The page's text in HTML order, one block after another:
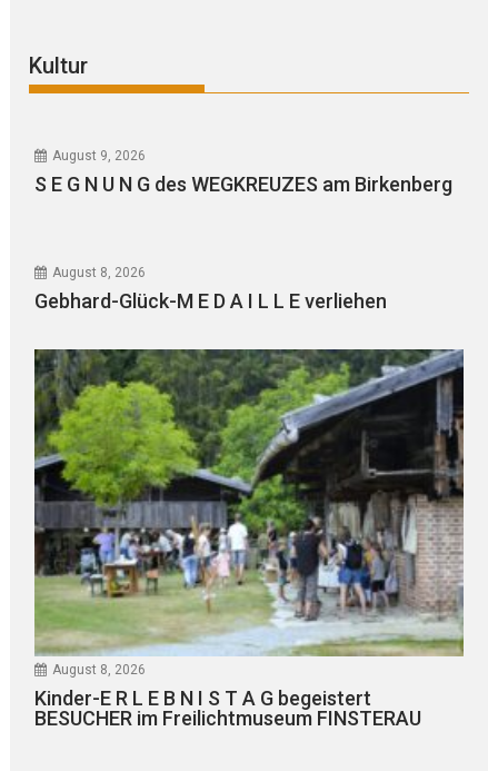
Kultur
August 9, 2026
S E G N U N G des WEGKREUZES am Birkenberg
August 8, 2026
Gebhard-Glück-M E D A I L L E verliehen
August 8, 2026
Kinder-E R L E B N I S T A G begeistert
BESUCHER im Freilichtmuseum FINSTERAU